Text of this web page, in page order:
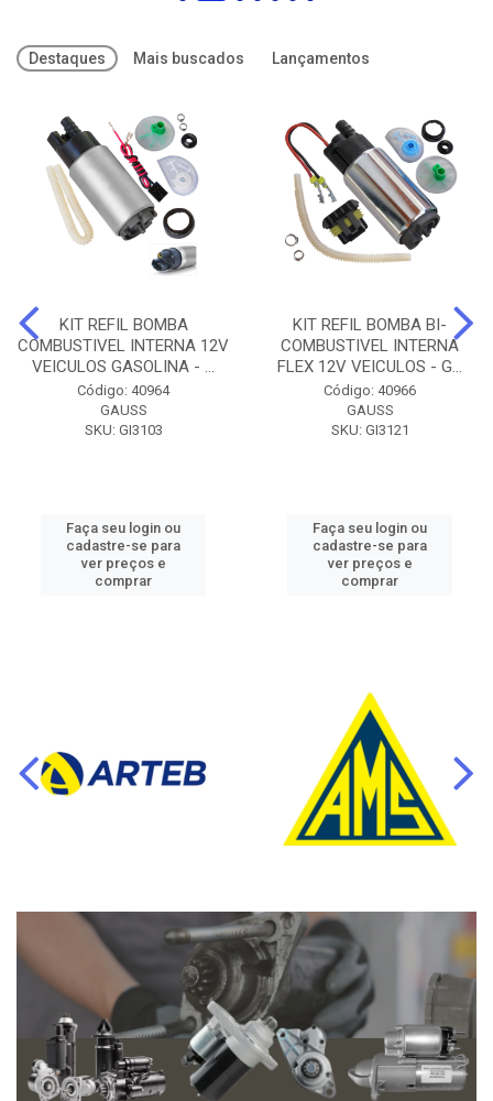
Destaques Mais buscados Lançamentos
KIT REFIL BOMBA
COMBUSTIVEL INTERNA 12V
VEICULOS GASOLINA - ...
Código: 40964
GAUSS
SKU: GI3103
Faça seu login ou
cadastre-se para
ver preços e
comprar
KIT REFIL BOMBA BI-
COMBUSTIVEL INTERNA
FLEX 12V VEICULOS - G...
Código: 40966
GAUSS
SKU: GI3121
Faça seu login ou
cadastre-se para
ver preços e
comprar